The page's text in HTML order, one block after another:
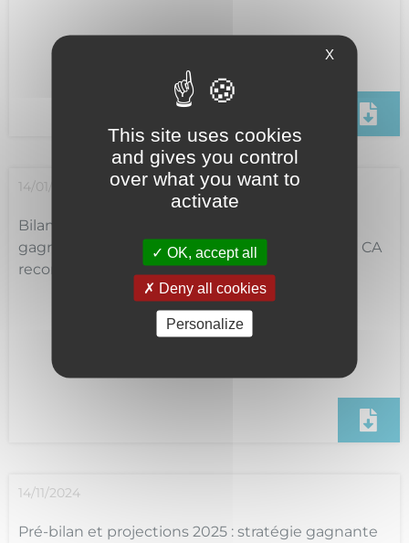
14/01/2025
Bilan 2024 et perspectives 2025 : Stratégie
gagnante pour le Groupe Logis Hôtels avec un CA
record de +10%
14/11/2024
Pré-bilan et projections 2025 : stratégie gagnante
X
This site uses cookies
and gives you control
over what you want to
activate
OK, accept all
Deny all cookies
Personalize